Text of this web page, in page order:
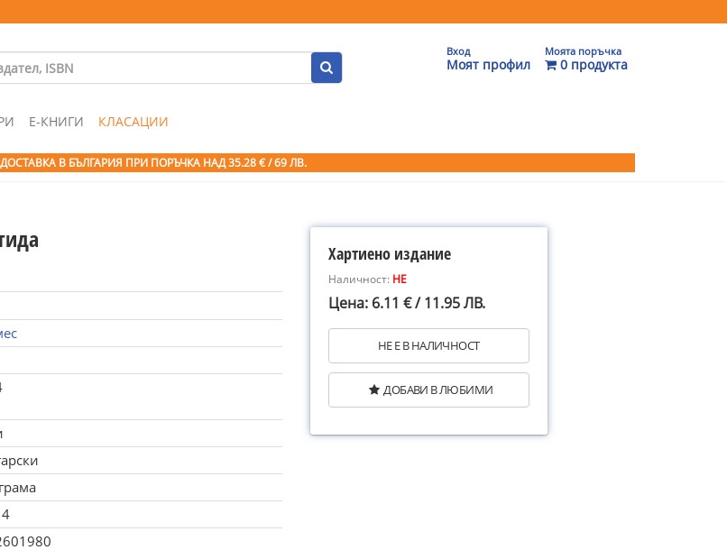
Вход
Моят профил
Моята поръчка
0 продукта
Е-КНИГИ КЛАСАЦИИ
В БЪЛГАРИЯ ПРИ ПОРЪЧКА НАД 35.28 € / 69 ЛВ.
Хартиено издание
Наличност: НЕ
Цена: 6.11 € / 11.95 ЛВ.
НЕ Е В НАЛИЧНОСТ
ДОБАВИ В ЛЮБИМИ